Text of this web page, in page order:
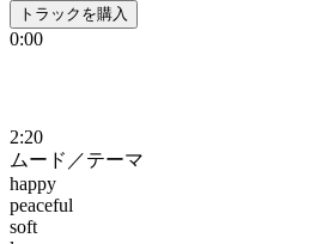
トラックを購入
0:00
2:20
ムード／テーマ
happy
peaceful
soft